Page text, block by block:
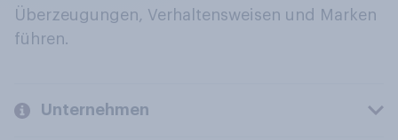
Überzeugungen, Verhaltensweisen und Marken
führen.
Unternehmen